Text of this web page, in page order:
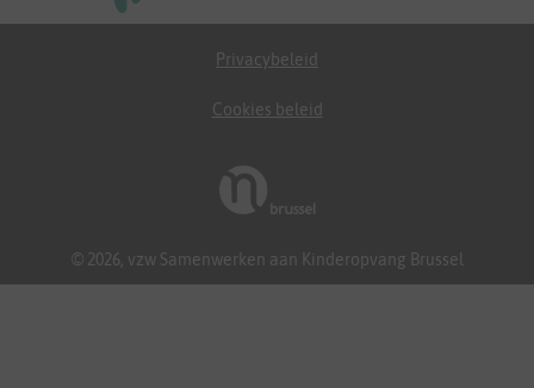
© 2026, vzw Samenwerken aan Kinderopvang Brussel
Privacybeleid
Cookies beleid